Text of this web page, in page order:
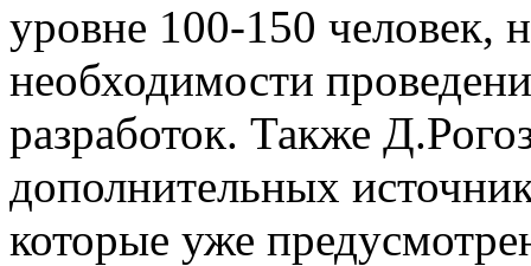
уровне 100-150 человек,
необходимости
разработок. Также
дополнительных
которые уже